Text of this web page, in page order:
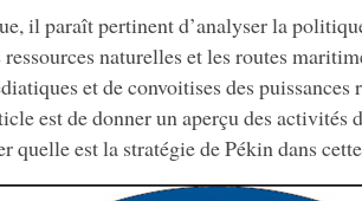
il paraît pertinent d’analyser la
ressources naturelles et les routes
et de convoitises des puissances
est de donner un aperçu des activités
quelle est la stratégie de Pékin dans